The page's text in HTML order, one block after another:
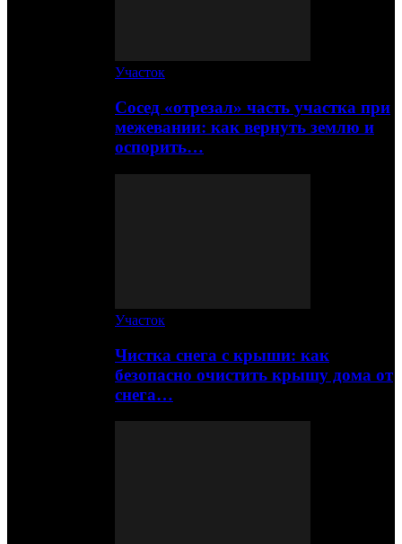
Участок
Сосед «отрезал» часть участка при
межевании: как вернуть землю и
оспорить…
Участок
Чистка снега с крыши: как
безопасно очистить крышу дома от
снега…